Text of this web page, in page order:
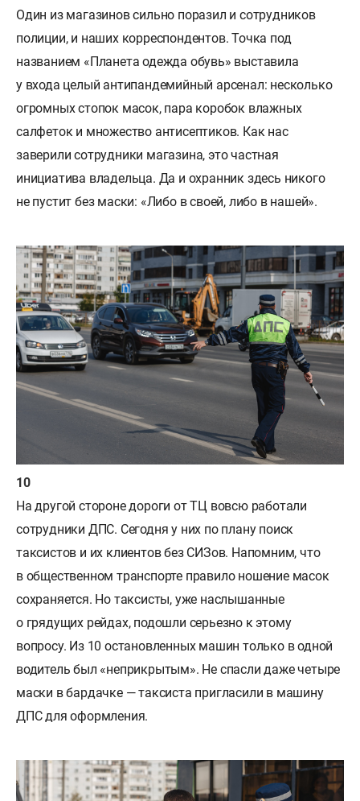
Один из магазинов сильно поразил и сотрудников
полиции, и наших корреспондентов. Точка под
названием «Планета одежда обувь» выставила
у входа целый антипандемийный арсенал: несколько
огромных стопок масок, пара коробок влажных
салфеток и множество антисептиков. Как нас
заверили сотрудники магазина, это частная
инициатива владельца. Да и охранник здесь никого
не пустит без маски: «Либо в своей, либо в нашей».
На другой стороне дороги от ТЦ вовсю работали
сотрудники ДПС. Сегодня у них по плану поиск
таксистов и их клиентов без СИЗов. Напомним, что
в общественном транспорте правило ношение масок
сохраняется. Но таксисты, уже наслышанные
о грядущих рейдах, подошли серьезно к этому
вопросу. Из 10 остановленных машин только в одной
водитель был «неприкрытым». Не спасли даже четыре
маски в бардачке — таксиста пригласили в машину
ДПС для оформления.